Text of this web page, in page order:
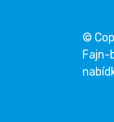
©
Fajn-